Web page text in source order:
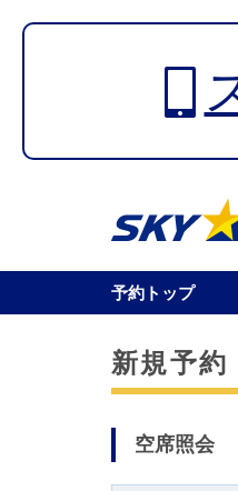
予約トップ
新規予約
空席照会